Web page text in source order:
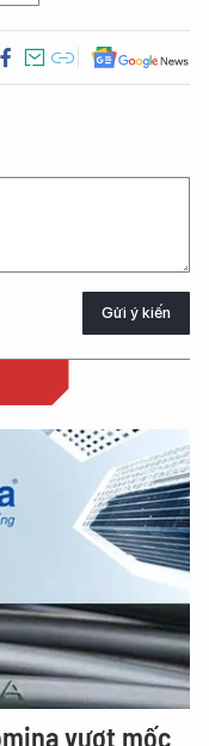
Gửi ý kiến
vượt mốc